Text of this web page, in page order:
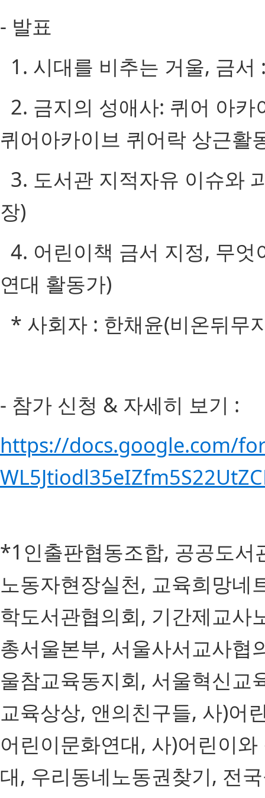
- 발표
1. 시대를 비추는 거울, 금
2. 금지의 성애사: 퀴어 아
퀴어아카이브 퀴어락 상근활
3. 도서관 지적자유 이슈와
장)
4. 어린이책 금서 지정, 무
연대 활동가)
* 사회자 : 한채윤(비온뒤무
- 참가 신청 & 자세히 보기 :
https://docs.google.com/
*1인출판협동조합, 공공도서
노동자현장실천, 교육희망네
학도서관협의회, 기간제교사
총서울본부, 서울사서교사협
울참교육동지회, 서울혁신교
교육상상, 앤의친구들, 사)어
어린이문화연대, 사)어린이
대, 우리동네노동권찾기, 전